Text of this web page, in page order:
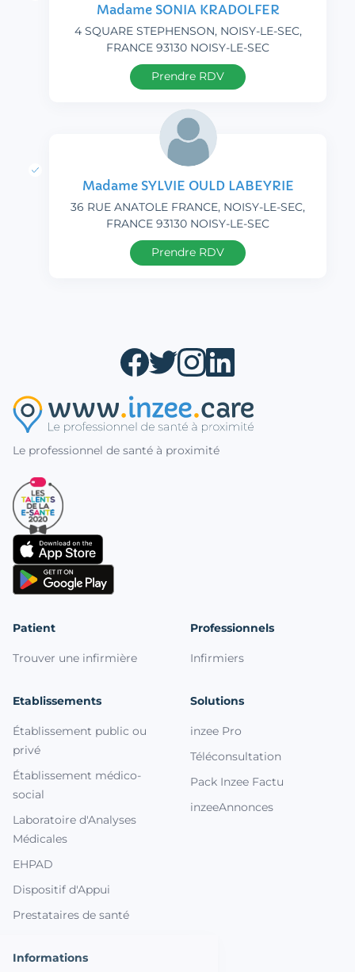
Nous respectons
Madame SONIA KRADOLFER
4 SQUARE STEPHENSON, NOISY-LE-SEC,
FRANCE 93130 NOISY-LE-SEC
Prendre RDV
Madame SYLVIE OULD LABEYRIE
36 RUE ANATOLE FRANCE, NOISY-LE-SEC,
FRANCE 93130 NOISY-LE-SEC
Prendre RDV
Le professionnel de santé à proximité
Patient
Trouver une infirmière
Professionnels
Infirmiers
Etablissements
Établissement public ou
privé
Établissement médico-
social
Laboratoire d'Analyses
Médicales
EHPAD
Dispositif d'Appui
Prestataires de santé
Solutions
inzee Pro
Téléconsultation
Pack Inzee Factu
inzeeAnnonces
Informations